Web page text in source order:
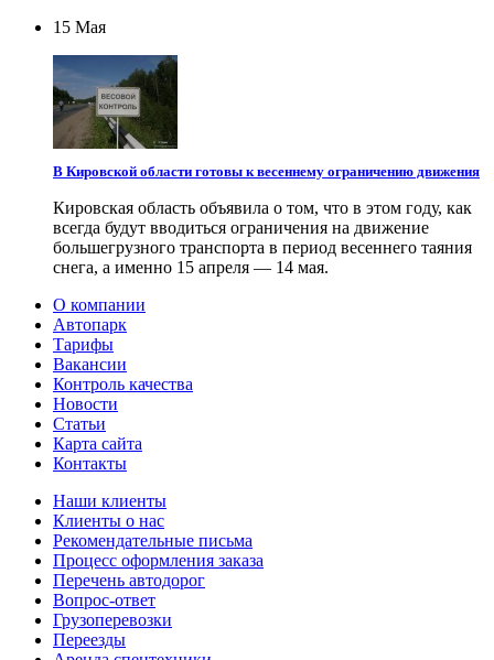
15 Мая
В Кировской области готовы к весеннему ограничению движения
Кировская область объявила о том, что в этом году, как
всегда будут вводиться ограничения на движение
большегрузного транспорта в период весеннего таяния
снега, а именно 15 апреля — 14 мая.
О компании
Автопарк
Тарифы
Вакансии
Контроль качества
Новости
Статьи
Карта сайта
Контакты
Наши клиенты
Клиенты о нас
Рекомендательные письма
Процесс оформления заказа
Перечень автодорог
Вопрос-ответ
Грузоперевозки
Переезды